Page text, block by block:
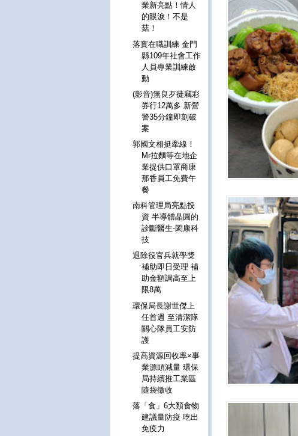
業新亮點！情人
的眼淚！不是
菇！
落實在職訓練 金門
縣109年社會工作
人員專業訓練啟
動
(影音)無良歹徒竊彩
券行12萬多 新營
警35分鐘即刻破
案
郭國文相挺牽線！
Mr拉麵等在地企
業提供口罩商康
那香員工免費午
餐
南科管理局亮點投
資 半導體晶圓的
診斷醫生-閎康科
技
退除役官兵就學獎
補助即日受理 補
助金額調高至上
限8萬
環保局長謝世傑上
任首週 至清潔隊
關心隊員工安防
護
提高資源回收率×事
業源頭減量 環保
局持續推工業區
隨袋徵收
落「食」6大類食物
建議量防疫 吃出
免疫力